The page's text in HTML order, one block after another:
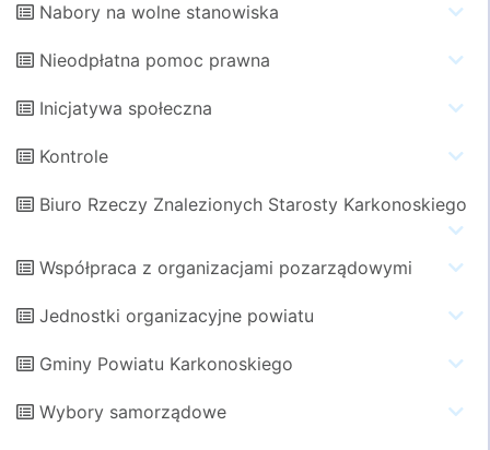
Nabory na wolne stanowiska
Nieodpłatna pomoc prawna
Inicjatywa społeczna
Kontrole
Biuro Rzeczy Znalezionych Starosty Karkonoskiego
Współpraca z organizacjami pozarządowymi
Jednostki organizacyjne powiatu
Gminy Powiatu Karkonoskiego
Wybory samorządowe